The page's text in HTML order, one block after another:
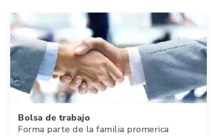
Bolsa de trabajo
Forma parte de la familia promerica